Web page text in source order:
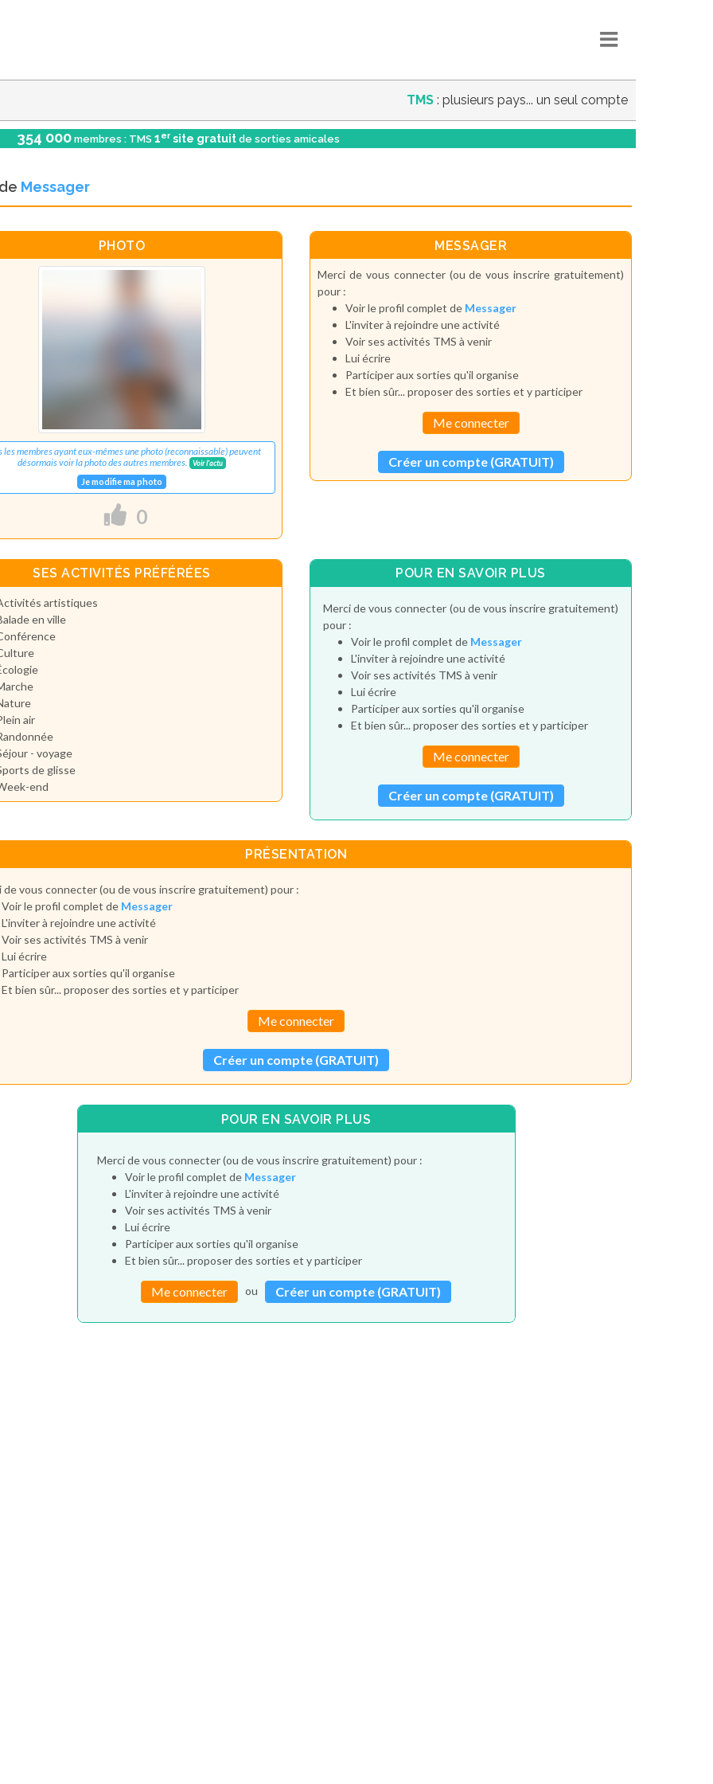
TMS : plusieurs pays... un seul compte
354 000 membres : TMS 1er site gratuit de sorties amicales
Messager
PHOTO
les membres ayant eux-mêmes une photo (reconnaissable) peuvent
désormais voir la photo des autres membres.
Voir l'actu
Je modifie ma photo
0
MESSAGER
Merci de vous connecter (ou de vous inscrire gratuitement)
pour :
Voir le profil complet de Messager
L'inviter à rejoindre une activité
Voir ses activités TMS à venir
Lui écrire
Participer aux sorties qu'il organise
Et bien sûr... proposer des sorties et y participer
Me connecter
Créer un compte (GRATUIT)
SES ACTIVITÉS PRÉFÉRÉES
artistiques
en ville
air
- voyage
de glisse
end
POUR EN SAVOIR PLUS
Merci de vous connecter (ou de vous inscrire gratuitement)
pour :
Voir le profil complet de Messager
L'inviter à rejoindre une activité
Voir ses activités TMS à venir
Lui écrire
Participer aux sorties qu'il organise
Et bien sûr... proposer des sorties et y participer
Me connecter
Créer un compte (GRATUIT)
PRÉSENTATION
de vous connecter (ou de vous inscrire gratuitement) pour :
Voir le profil complet de Messager
L'inviter à rejoindre une activité
Voir ses activités TMS à venir
Lui écrire
Participer aux sorties qu'il organise
Et bien sûr... proposer des sorties et y participer
Me connecter
Créer un compte (GRATUIT)
POUR EN SAVOIR PLUS
Merci de vous connecter (ou de vous inscrire gratuitement) pour :
Voir le profil complet de Messager
L'inviter à rejoindre une activité
Voir ses activités TMS à venir
Lui écrire
Participer aux sorties qu'il organise
Et bien sûr... proposer des sorties et y participer
Me connecter ou Créer un compte (GRATUIT)